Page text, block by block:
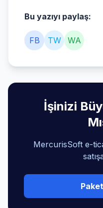
Bu yazıyı paylaş:
FB TW WA
İşinizi
MercurisSoft e-